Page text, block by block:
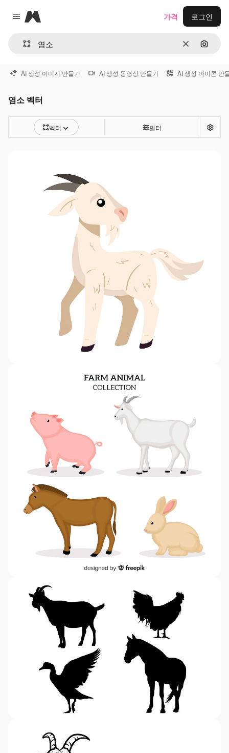
Close menu
Magnific
지우기이미지
가격 로그인
AI 생성 이미지 만들기 AI 생성 동영상 만들기 AI 생성 아이콘 만
염소 벡터
벡터 필터